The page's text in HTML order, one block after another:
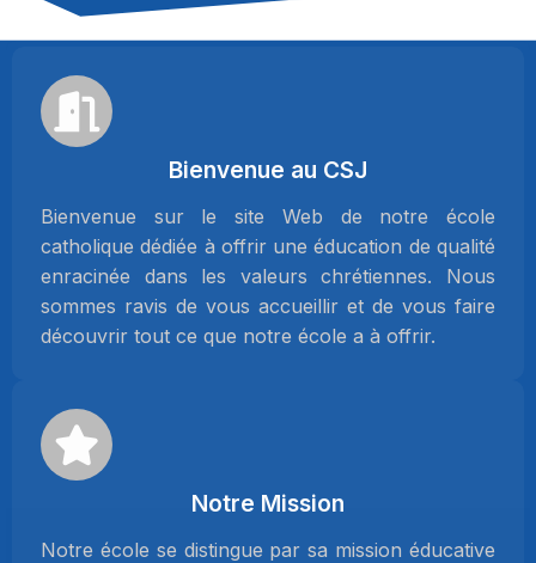
Bienvenue au CSJ
Bienvenue sur le site Web de notre école
catholique dédiée à offrir une éducation de qualité
enracinée dans les valeurs chrétiennes. Nous
sommes ravis de vous accueillir et de vous faire
découvrir tout ce que notre école a à offrir.
Notre Mission
Notre école se distingue par sa mission éducative